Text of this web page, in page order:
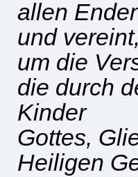
allen
und
um die
die durch
Kinder
Gottes,
Heiligen